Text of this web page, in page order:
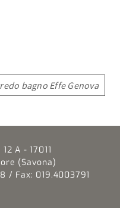
bagno Effe Genova
A - 17011
(Savona)
/ Fax: 019.4003791